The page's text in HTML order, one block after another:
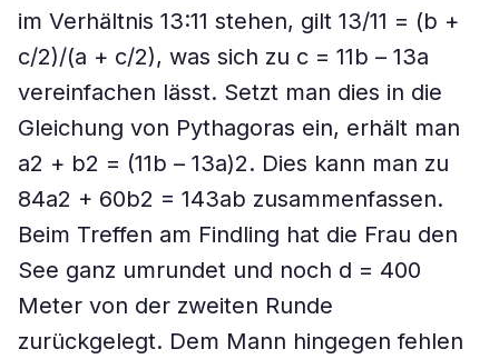
im Verhältnis 13:11 stehen, gilt 13/11 = (b +
c/2)/(a + c/2), was sich zu c = 11b – 13a
vereinfachen lässt. Setzt man dies in die
Gleichung von Pythagoras ein, erhält man
a2 + b2 = (11b – 13a)2. Dies kann man zu
84a2 + 60b2 = 143ab zusammenfassen.
Beim Treffen am Findling hat die Frau den
See ganz umrundet und noch d = 400
Meter von der zweiten Runde
zurückgelegt. Dem Mann hingegen fehlen